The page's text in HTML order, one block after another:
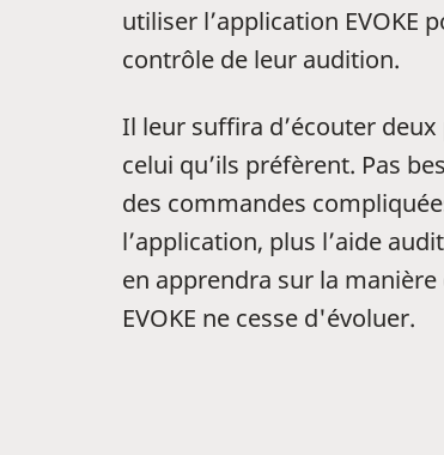
utiliser l’application EVOKE
contrôle de leur audition.
Il leur suffira d’écouter
celui qu’ils préfèrent. Pas
des commandes
l’application, plus l’aide
en apprendra sur la
EVOKE ne cesse d'évoluer.